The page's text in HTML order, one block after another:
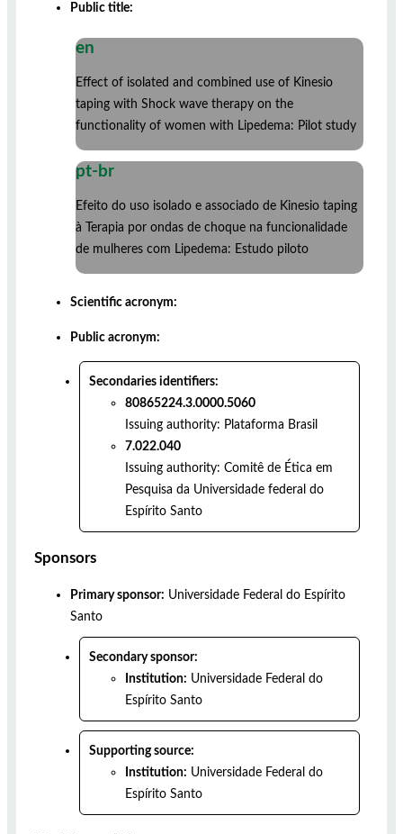
Public title:
en
Effect of isolated and combined use of Kinesio
taping with Shock wave therapy on the
functionality of women with Lipedema: Pilot study
pt-br
Efeito do uso isolado e associado de Kinesio taping
à Terapia por ondas de choque na funcionalidade
de mulheres com Lipedema: Estudo piloto
Scientific acronym:
Public acronym:
Secondaries identifiers:
80865224.3.0000.5060
Issuing authority: Plataforma Brasil
7.022.040
Issuing authority: Comitê de Ética em
Pesquisa da Universidade federal do
Espírito Santo
Sponsors
Primary sponsor: Universidade Federal do Espírito
Santo
Secondary sponsor:
Institution: Universidade Federal do
Espírito Santo
Supporting source:
Institution: Universidade Federal do
Espírito Santo